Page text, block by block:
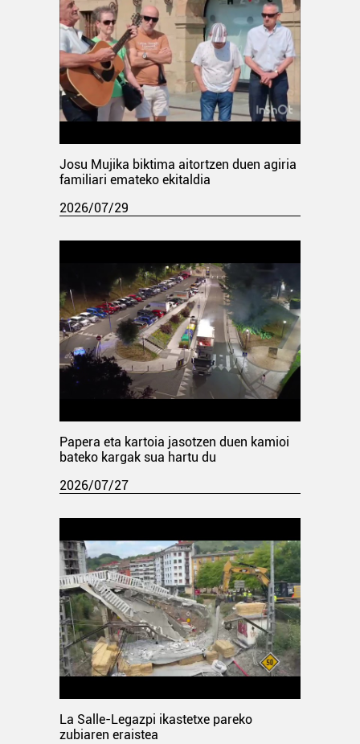
Josu Mujika biktima aitortzen duen agiria
familiari emateko ekitaldia
2026/07/29
Papera eta kartoia jasotzen duen kamioi
bateko kargak sua hartu du
2026/07/27
La Salle-Legazpi ikastetxe pareko
zubiaren eraistea